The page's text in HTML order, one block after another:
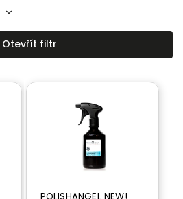
Otevřít filtr